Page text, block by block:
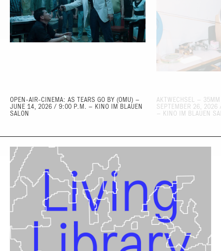
OPEN-AIR-CINEMA: AS TEARS GO BY (OMU) –
JUNE 14, 2026 / 9:00 P.M. – KINO IM BLAUEN
SALON
AKTWECHSEL –
SEPTEMBER 26,
– KINO IM BLAUEN